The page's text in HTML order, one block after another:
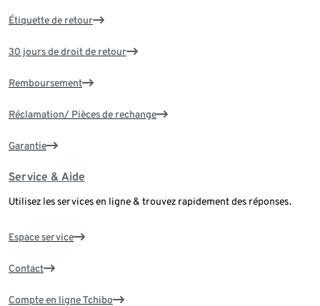
Étiquette de retour
30 jours de droit de retour
Remboursement
Réclamation/ Pièces de rechange
Garantie
Service & Aide
Utilisez les services en ligne & trouvez rapidement des réponses.
Espace service
Contact
Compte en ligne Tchibo